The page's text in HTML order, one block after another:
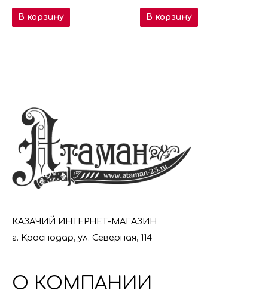
В корзину В корзину
КАЗАЧИЙ ИНТЕРНЕТ-МАГАЗИН
г. Краснодар, ул. Северная, 114
О КОМПАНИИ